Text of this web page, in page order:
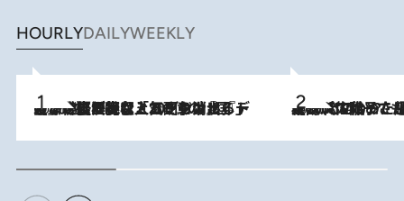
HOURLYDAILYWEEKLY
2026.8.5
【なぜ吉沢亮は「気配を消せる」のか？】興行収入208億の『国宝』を経て挑むミュージカル『ディア・エヴァン・ハンセン』。トップ俳優が舞台上でさらけ出した“孤独”とは 2026.8.5
【阿川佐和子さんの年とる力】なぜ70代で始めた趣味は“こんなに楽しい”のか？ ピアノ、俳句…スランプに陥っても続けられる“ある秘訣”とは